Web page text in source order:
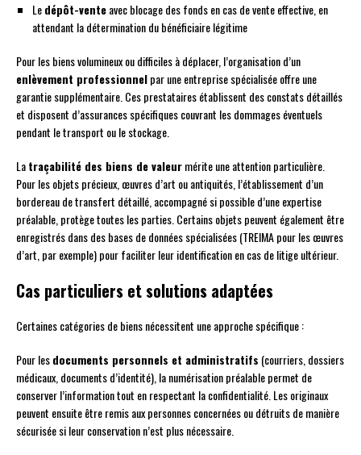
Ledépôt-venteavec blocage des fonds en cas de vente effective, en
attendant la détermination du bénéficiaire légitime
Pour les biens volumineux ou difficiles à déplacer, l’organisation d’un
enlèvement professionnelpar une entreprise spécialisée offre une
garantie supplémentaire. Ces prestataires établissent des constats détaillés
et disposent d’assurances spécifiques couvrant les dommages éventuels
pendant le transport ou le stockage.
Latraçabilité des biens de valeurmérite une attention particulière.
Pour les objets précieux, œuvres d’art ou antiquités, l’établissement d’un
bordereau de transfert détaillé, accompagné si possible d’une expertise
préalable, protège toutes les parties. Certains objets peuvent également être
enregistrés dans des bases de données spécialisées (TREIMA pour les œuvres
d’art, par exemple) pour faciliter leur identification en cas de litige ultérieur.
Cas particuliers et solutions adaptées
Certaines catégories de biens nécessitent une approche spécifique :
Pour lesdocuments personnels et administratifs (courriers, dossiers
médicaux, documents d’identité), la numérisation préalable permet de
conserver l’information tout en respectant la confidentialité. Les originaux
peuvent ensuite être remis aux personnes concernées ou détruits de manière
sécurisée si leur conservation n’est plus nécessaire.